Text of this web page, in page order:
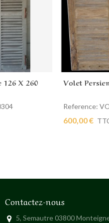
X 260 Ajouter
Volet
Reference:
600,00 €
Contactez-nous
5, Semautre 03800